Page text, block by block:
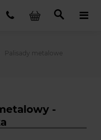
Palisady metalowe
-